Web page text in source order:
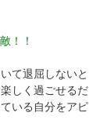
！！
て退屈しないと
しく過ごせるだ
いる自分をアピ